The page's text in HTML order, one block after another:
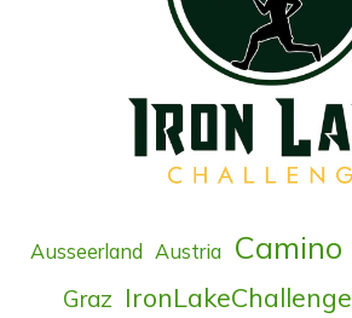
Ausseerland Austria Camino
Graz IronLakeChallenge